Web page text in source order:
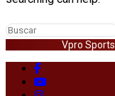
Vpro